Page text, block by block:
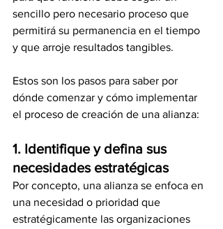
sencillo pero necesario proceso que
permitirá su permanencia en el tiempo
y que arroje resultados tangibles.
Estos son los pasos para saber por
dónde comenzar y cómo implementar
el proceso de creación de una alianza:
1. Identifique y defina sus
necesidades estratégicas
Por concepto, una alianza se enfoca en
una necesidad o prioridad que
estratégicamente las organizaciones